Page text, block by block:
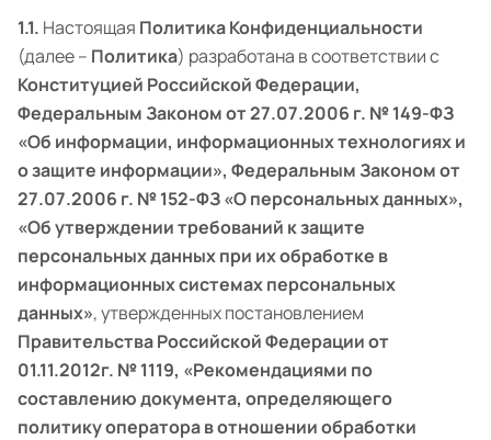
1.1. Настоящая Политика Конфиденциальности
(далее – Политика) разработана в соответствии с
Конституцией Российской Федерации,
Федеральным Законом от 27.07.2006 г. № 149-ФЗ
«Об информации, информационных технологиях и
о защите информации», Федеральным Законом от
27.07.2006 г. № 152-ФЗ «О персональных данных»,
«Об утверждении требований к защите
персональных данных при их обработке в
информационных системах персональных
данных», утвержденных постановлением
Правительства Российской Федерации от
01.11.2012г. № 1119, «Рекомендациями по
составлению документа, определяющего
политику оператора в отношении обработки